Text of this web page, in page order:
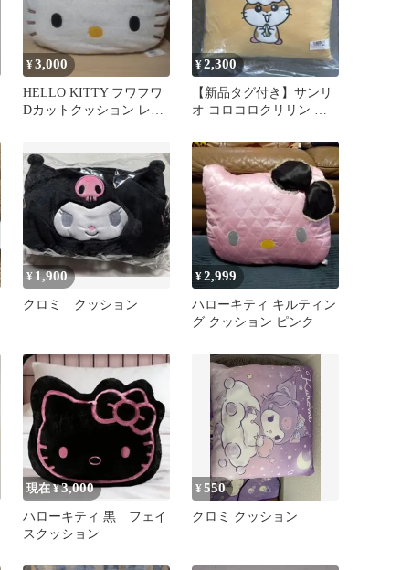
¥3,000
HELLO KITTY フワフワ
Dカットクッション レア
¥2,300
【新品タグ付き】サンリ
オ コロコロクリリン も
イズ
¥1,900
クロミ クッション
¥2,999
ハローキティ キルティン
グ クッション ピンク
現在 ¥3,000
ハローキティ 黒 フェイ
スクッション
¥550
クロミ クッション